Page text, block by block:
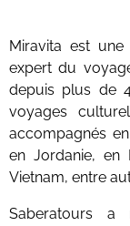
Miravita est
expert du
depuis plus de
voyages
accompagnés
en Jordanie, en
Vietnam, entre
Saberatours a